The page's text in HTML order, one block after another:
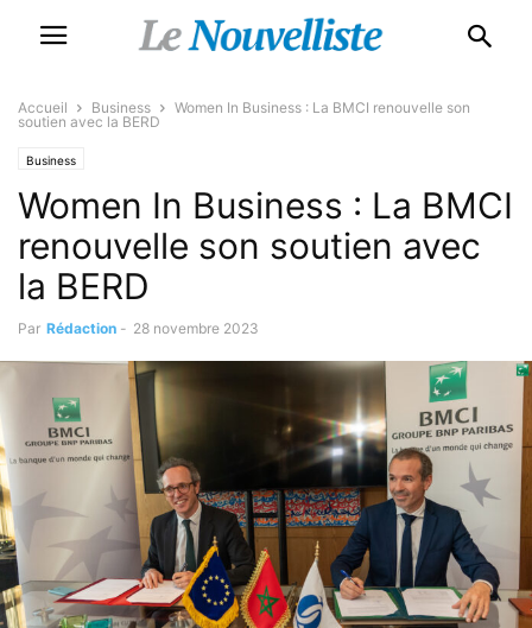
Accueil Business
Women In Business : La BMCI renouvelle son
soutien avec la BERD
Business
Women In Business : La BMCI
renouvelle son soutien avec
la BERD
Par Rédaction - 28 novembre 2023